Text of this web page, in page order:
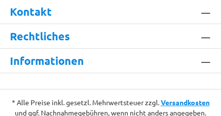
Kontakt
Rechtliches
Informationen
* Alle Preise inkl. gesetzl. Mehrwertsteuer zzgl.Versandkosten
und ggf. Nachnahmegebühren, wenn nicht anders angegeben.